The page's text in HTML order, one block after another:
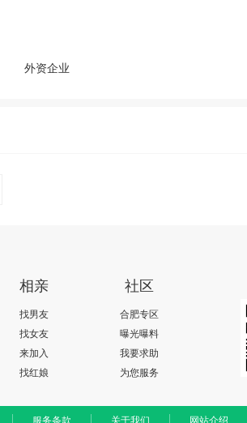
外资企业
相亲
找男友
找女友
来加入
找红娘
社区
合肥专区
曝光曝料
我要求助
为您服务
服务条款 关于我们 网站介绍